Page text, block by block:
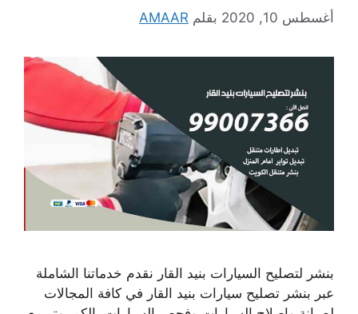
أغسطس 10, 2020 بقلم AMAAR
بنشر لتصليح السيارات بنيد القار نقدم خدماتنا الشاملة
عبر بنشر تصليح سيارات بنيد القار في كافة المجالات